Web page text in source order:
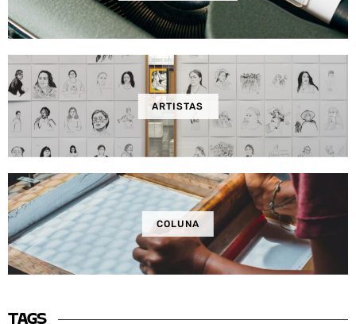
ARTISTAS
COLUNA
TAGS